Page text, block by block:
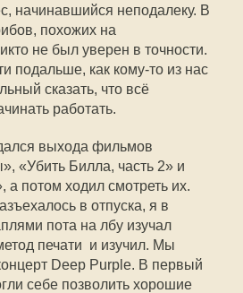
начинавшийся неподалеку. В
похожих на
не был уверен в точности.
подальше, как кому-то из нас
сказать, что всё
работать.
выхода фильмов
«Убить Билла, часть 2» и
а потом ходил смотреть их.
в отпуска, я в
пота на лбу изучал
печати  и изучил. Мы
Deep Purple. В первый
себе позволить хорошие